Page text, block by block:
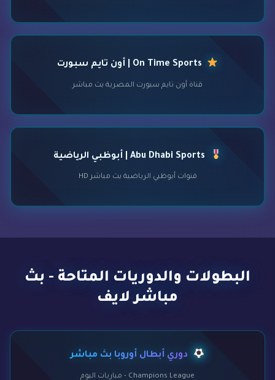
قناة أون تايم سبورت المصرية بث مباشر
قنوات أبوظبي الرياضية بث مباشر HD
البطولات والدوريات المتاحة - بث
مباشر لايف
دوري أبطال أوروبا بث مباشر
Champions League - مباريات اليوم